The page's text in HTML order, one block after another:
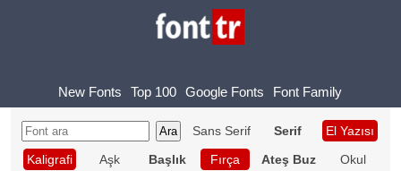
New Fonts Top 100 Google Fonts Font Family
Sans Serif Serif
El Yazısı
Kaligrafi
Aşk Başlık Fırça Ateş Buz
Okul